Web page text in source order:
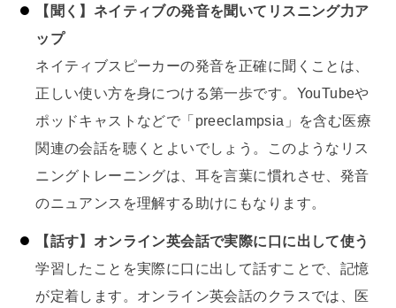
【聞く】ネイティブの発音を聞いてリスニング力ア
ップ
ネイティブスピーカーの発音を正確に聞くことは、
正しい使い方を身につける第一歩です。YouTubeや
ポッドキャストなどで「preeclampsia」を含む医療
関連の会話を聴くとよいでしょう。このようなリス
ニングトレーニングは、耳を言葉に慣れさせ、発音
のニュアンスを理解する助けにもなります。
【話す】オンライン英会話で実際に口に出して使う
学習したことを実際に口に出して話すことで、記憶
が定着します。オンライン英会話のクラスでは、医